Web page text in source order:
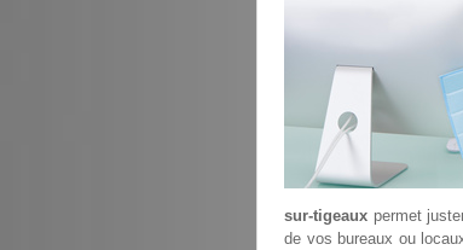
sur-tigeaux permet
de vos bureaux ou